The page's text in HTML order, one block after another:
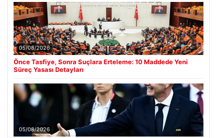
05/08/2026
Önce Tasfiye, Sonra Suçlara Erteleme: 10 Maddede Yeni
Süreç Yasası Detayları
05/08/2026